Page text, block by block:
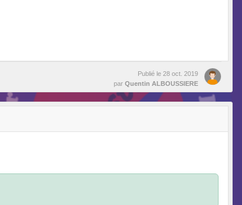
Publié le 28 oct. 2019
par Quentin ALBOUSSIERE